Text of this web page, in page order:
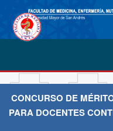
CONCURSO DE
PARA DOCENTES